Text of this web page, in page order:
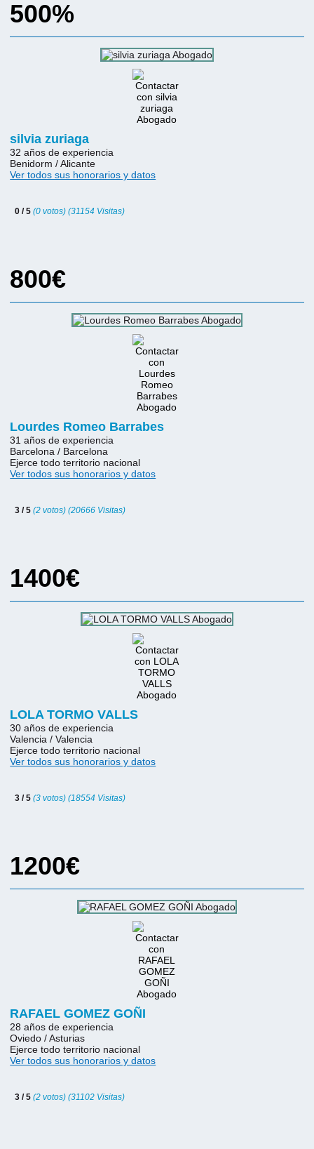
500%
silvia zuriaga
32 años de experiencia
Benidorm / Alicante
Ver todos sus honorarios y datos
0 / 5(0 votos) (31154 Visitas)
800€
Lourdes Romeo Barrabes
31 años de experiencia
Barcelona / Barcelona
Ejerce todo territorio nacional
Ver todos sus honorarios y datos
3 / 5(2 votos) (20666 Visitas)
1400€
LOLA TORMO VALLS
30 años de experiencia
Valencia / Valencia
Ejerce todo territorio nacional
Ver todos sus honorarios y datos
3 / 5(3 votos) (18554 Visitas)
1200€
RAFAEL GOMEZ GOÑI
28 años de experiencia
Oviedo / Asturias
Ejerce todo territorio nacional
Ver todos sus honorarios y datos
3 / 5(2 votos) (31102 Visitas)